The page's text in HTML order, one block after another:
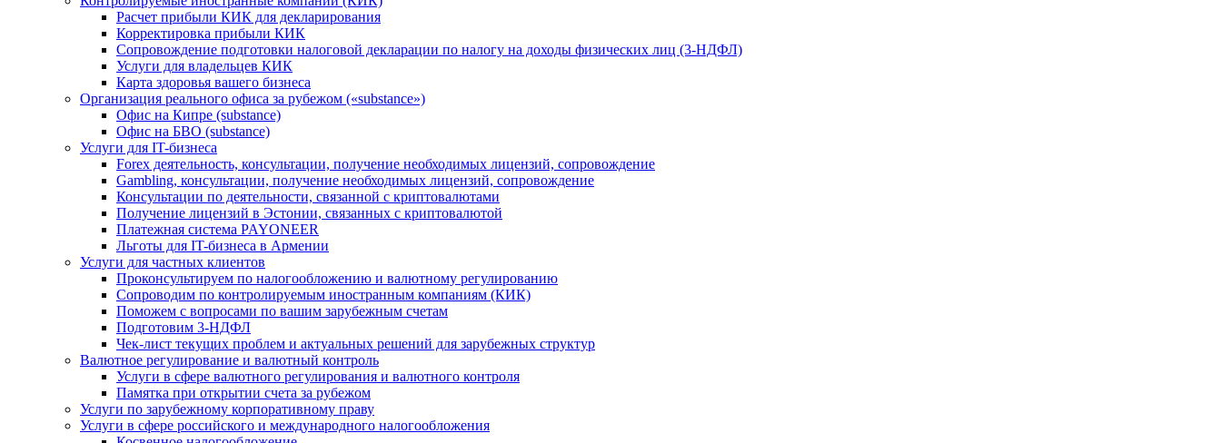
Расчет прибыли КИК для декларирования
Корректировка прибыли КИК
Сопровождение подготовки налоговой декларации по налогу на доходы физических лиц (3-НДФЛ)
Услуги для владельцев КИК
Карта здоровья вашего бизнеса
Организация реального офиса за рубежом («substance»)
Офис на Кипре (substance)
Офис на БВО (substance)
Услуги для IT-бизнеса
Forex деятельность, консультации, получение необходимых лицензий, сопровождение
Gambling, консультации, получение необходимых лицензий, сопровождение
Консультации по деятельности, связанной с криптовалютами
Получение лицензий в Эстонии, связанных с криптовалютой
Платежная система PAYONEER
Льготы для IT-бизнеса в Армении
Услуги для частных клиентов
Проконсультируем по налогообложению и валютному регулированию
Сопроводим по контролируемым иностранным компаниям (КИК)
Поможем с вопросами по вашим зарубежным счетам
Подготовим 3-НДФЛ
Чек-лист текущих проблем и актуальных решений для зарубежных структур
Валютное регулирование и валютный контроль
Услуги в сфере валютного регулирования и валютного контроля
Памятка при открытии счета за рубежом
Услуги по зарубежному корпоративному праву
Услуги в сфере российского и международного налогообложения